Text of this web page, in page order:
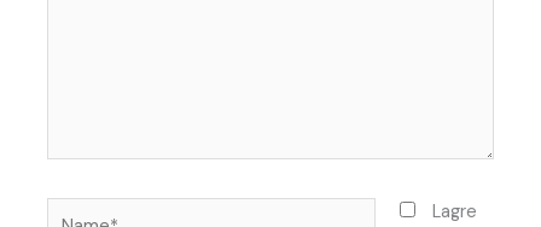
Lagre